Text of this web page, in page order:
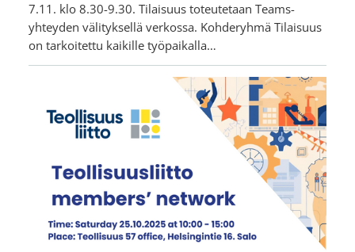
7.11. klo 8.30-9.30. Tilaisuus toteutetaan Teams-
yhteyden välityksellä verkossa. Kohderyhmä Tilaisuus
on tarkoitettu kaikille työpaikalla…